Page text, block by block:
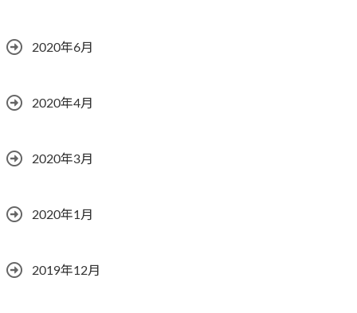
2020年6月
2020年4月
2020年3月
2020年1月
2019年12月